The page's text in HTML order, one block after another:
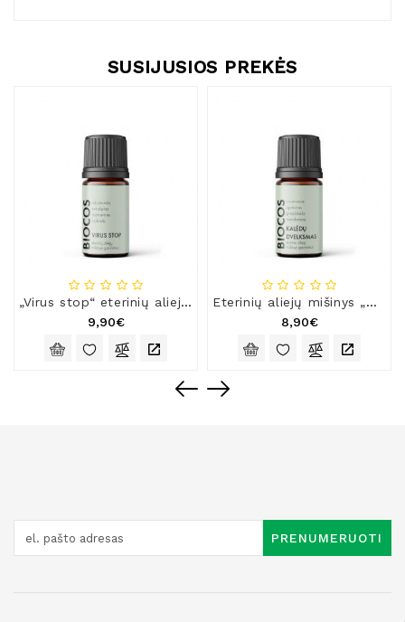
SUSIJUSIOS PREKĖS
„Virus stop“ eterinių aliejų mišinys
9,90€
Eterinių aliejų mišinys „Kalėdų dvelksmas“
8,90€
PRENUMERUOTI